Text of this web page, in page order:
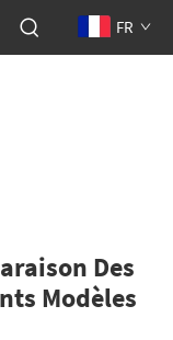
FR
Des
Modèles